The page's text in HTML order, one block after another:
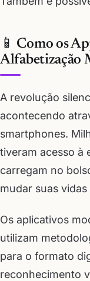
📱 Como os
Alfabetização
A revolução
acontecendo
smartphones.
tiveram acesso à
carregam no
mudar suas
Os aplicativos
utilizam
para o formato
reconhecimento